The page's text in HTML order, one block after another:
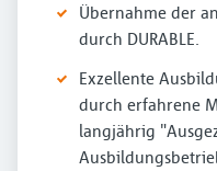
Übernahme der
durch DURABLE.
Exzellente
durch erfahrene
langjährig